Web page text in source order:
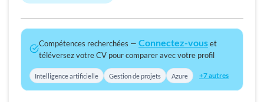
Compétences recherchées — Connectez-vouset
téléversez votre CV pour comparer avec votre profil
Intelligence artificielle Gestion de projets Azure +7 autres